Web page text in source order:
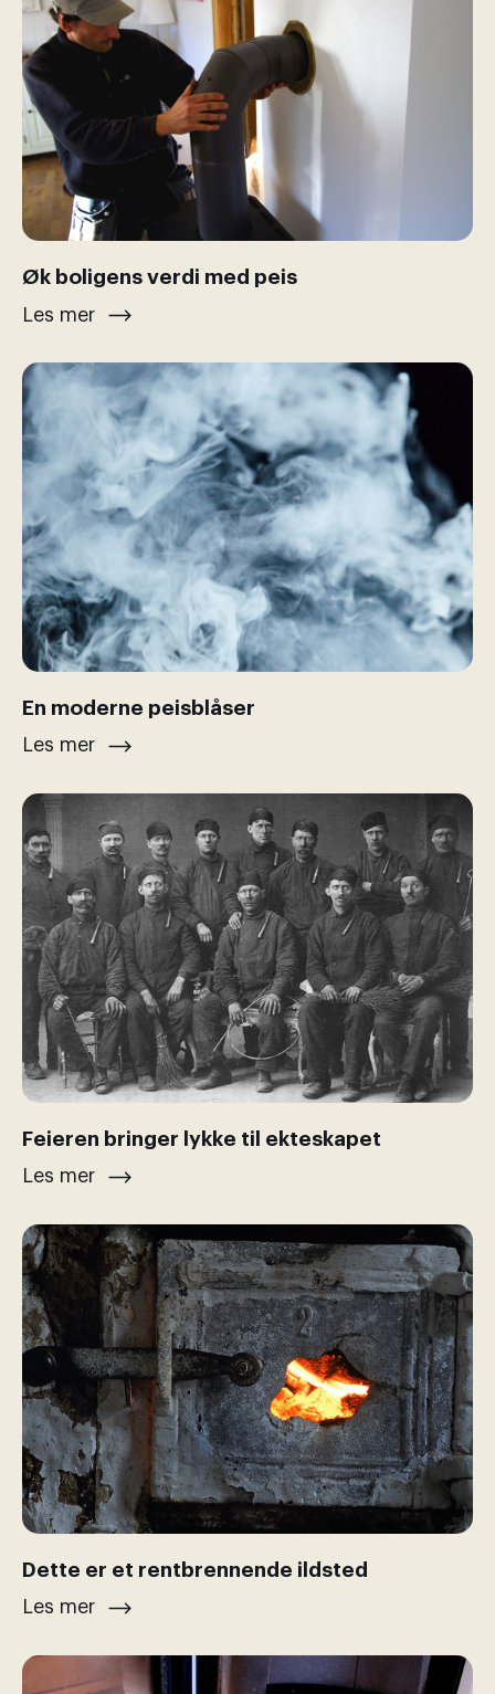
Øk boligens verdi med peis
Les mer
En moderne peisblåser
Les mer
Feieren bringer lykke til ekteskapet
Les mer
Dette er et rentbrennende ildsted
Les mer